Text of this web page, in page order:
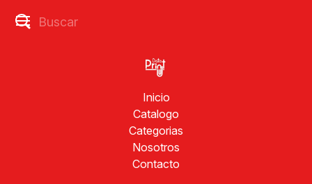
Inicio
Catalogo
Categorias
Nosotros
Contacto